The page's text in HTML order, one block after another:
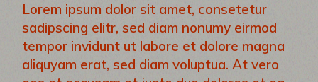
Lorem ipsum dolor sit amet, consetetur
sadipscing elitr, sed diam nonumy eirmod
tempor invidunt ut labore et dolore magna
aliquyam erat, sed diam voluptua. At vero